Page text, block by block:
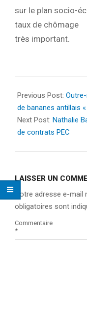
sur le plan socio-
taux de chômage
très important.
02-
07
Previous Post:
de bananes antillais
Next Post: Nathalie
de contrats PEC
LAISSER UN
Votre adresse e-mail
obligatoires sont
Commentaire
*